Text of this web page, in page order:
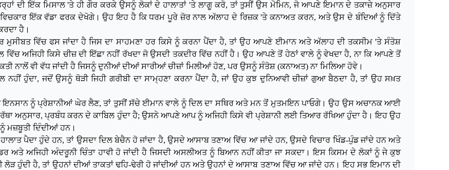
ਦੀ ਇੱਕ ਮਿਸਾਲ 'ਤੇ ਹੀ ਗੌਰ ਕਰਕੇ ਉਸਨੂੰ ਲੋਕਾਂ ਦੇ ਹਾਲਾਤਾਂ 'ਤੇ ਲਾਗੂ ਕਰੋ, ਤਾਂ ਤੁਸੀਂ ਉਸ ਮੋਮਿਨ, ਜੋ ਆਪਣੇ ਇਮਾਨ ਦੇ ਤਕਾਜ਼ੇ ਅਨੁਸਾਰ
ਇੱਕ ਵੱਡਾ ਫਰਕ ਦੇਖੋਗੇ। ਉਹ ਇਹ ਹੈ ਕਿ ਧਰਮ ਪੂਰੇ ਜ਼ੋਰ ਨਾਲ ਅੱਲਾਹ ਦੇ ਰਿਜ਼ਕ 'ਤੇ ਕਨਾਅਤ ਕਰਨ, ਅਤੇ ਉਸ ਦੇ ਬੰਦਿਆਂ ਨੂੰ ਦਿੱਤੇ
ਹੈ।
ਮੁਸੀਬਤ ਵਿੱਚ ਫਸ ਜਾਂਦਾ ਹੈ ਜਿਸ ਦਾ ਸਾਹਮਣਾ ਹਰ ਕਿਸੇ ਨੂੰ ਕਰਨਾ ਪੈਂਦਾ ਹੈ, ਤਾਂ ਉਹ ਆਪਣੇ ਈਮਾਨ ਅਤੇ ਅੱਲਾਹ ਦੀ ਤਕਸੀਮ 'ਤੇ ਸੰਤੋਸ਼
ਅਜਿਹੀ ਕਿਸੇ ਚੀਜ਼ ਦੀ ਇੱਛਾ ਨਹੀਂ ਰੱਖਦਾ ਜੋ ਉਸਦੀ ਤਕਦੀਰ ਵਿੱਚ ਨਹੀਂ ਹੈ। ਉਹ ਆਪਣੇ ਤੋਂ ਹੇਠਾਂ ਵਾਲੇ ਨੂੰ ਵੇਖਦਾਹੈ, ਨਾ ਕਿ ਆਪਣੇ ਤੋਂ
ਨਾਲੋਂ ਵੀ ਵੱਧ ਜਾਂਦੀ ਹੈ ਜਿਸਨੂੰ ਦੁਨੀਆਂ ਦੀਆਂ ਸਾਰੀਆਂ ਚੀਜ਼ਾਂ ਮਿਲੀਆਂ ਹੋਣ, ਪਰ ਉਸਨੂੰ ਸੰਤੋਸ਼ (ਕਨਾਅਤ) ਨਾ ਮਿਲਿਆ ਹੋਵੇ।
ਹੁੰਦਾ, ਜਦੋਂ ਉਸਨੂੰ ਥੋੜੀ ਜਿਹੀ ਗਰੀਬੀ ਦਾ ਸਾਮ੍ਹਣਾ ਕਰਨਾ ਪੈਂਦਾ ਹੈ, ਜਾਂ ਉਹ ਕੁਝ ਦੁਨਿਆਵੀ ਚੀਜ਼ਾਂ ਗੁਆ ਬੈਠਦਾ ਹੈ, ਤਾਂ ਉਹ ਸਖ਼ਤ
ਇਨਸਾਨ ਨੂੰ ਪ੍ਰੇਸ਼ਾਨੀਆਂ ਘੇਰ ਲੈਣ, ਤਾਂ ਤੁਸੀਂ ਸੱਚੇ ਈਮਾਨ ਵਾਲੇ ਨੂੰ ਦਿਲ ਦਾ ਸਥਿਰ ਅਤੇ ਮਨ ਤੋਂ ਮੁਤਮਇਨ ਪਾਓਗੇ। ਉਹ ਉਸ ਅਚਾਨਕ ਆਈ
ਅਨੁਸਾਰ, ਪ੍ਰਬੰਧ ਕਰਨ ਦੇ ਕਾਬਿਲ ਹੁੰਦਾ ਹੈ; ਉਸਨੇ ਆਪਣੇ ਆਪ ਨੂੰ ਅਜਿਹੀ ਕਿਸੇ ਵੀ ਪ੍ਰੇਸ਼ਾਨੀ ਲਈ ਤਿਆਰ ਰੱਖਿਆ ਹੁੰਦਾ ਹੈ। ਇਹ ਉਹ
ਮਜ਼ਬੂਤੀ ਦਿੰਦੀਆਂ ਹਨ।
ਪੈਦਾ ਹੁੰਦੇ ਹਨ, ਤਾਂ ਉਸਦਾ ਦਿਲ ਬੇਚੈਨ ਹੋ ਜਾਂਦਾ ਹੈ, ਉਸਦੇ ਆਸਾਬ ਤਣਾਅ ਵਿੱਚ ਆ ਜਾਂਦੇ ਹਨ, ਉਸਦੇ ਵਿਚਾਰ ਖਿੰਡ-ਪੁੰਡ ਜਾਂਦੇ ਹਨ ਅਤੇ
ਅਜਿਹੀ ਅੰਦਰੂਨੀ ਚਿੰਤਾ ਹਾਵੀ ਹੋ ਜਾਂਦੀ ਹੈ ਜਿਸਦੀ ਅਸਲੀਅਤ ਨੂੰ ਬਿਆਨ ਨਹੀਂ ਕੀਤਾ ਜਾ ਸਕਦਾ। ਇਸ ਕਿਸਮ ਦੇ ਲੋਕਾਂ ਨੂੰ ਜੇ ਕੁਝ
ਹੁੰਦੀ ਹੈ, ਤਾਂ ਉਹਨਾਂ ਦੀਆਂ ਤਾਕਤਾਂ ਢਹਿ-ਢੇਰੀ ਹੋ ਜਾਂਦੀਆਂ ਹਨ ਅਤੇ ਉਹਨਾਂ ਦੇ ਆਸਾਬ ਤਣਾਅ ਵਿੱਚ ਆ ਜਾਂਦੇ ਹਨ। ਇਹ ਸਭ ਇਮਾਨ ਦੀ